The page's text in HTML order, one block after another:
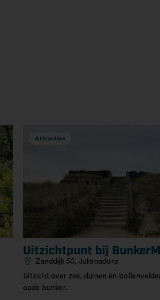
Attracties
Uitzichtpunt bij
Zanddijk 50, Julianadorp
Uitzicht over zee, duinen én
oude bunker.